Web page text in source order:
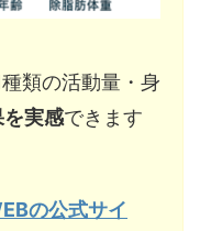
類の活動量・身
実感できます
の公式サイ